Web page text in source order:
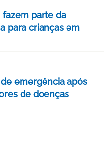
fazem parte da
para crianças em
emergência após
de doenças